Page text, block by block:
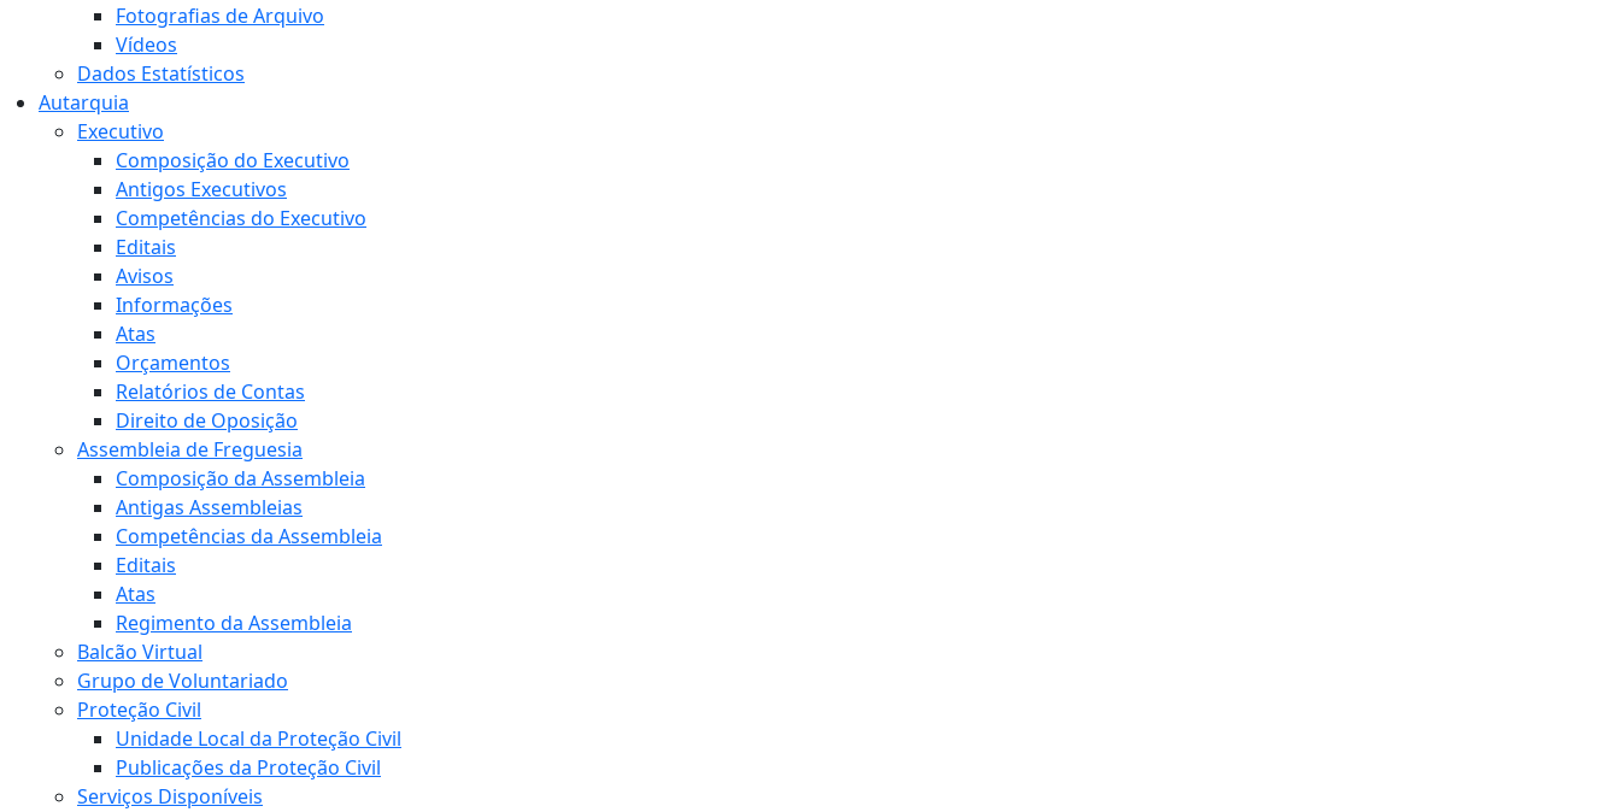
Fotografias de Arquivo
Vídeos
Dados Estatísticos
Autarquia
Executivo
Composição do Executivo
Antigos Executivos
Competências do Executivo
Editais
Avisos
Informações
Atas
Orçamentos
Relatórios de Contas
Direito de Oposição
Assembleia de Freguesia
Composição da Assembleia
Antigas Assembleias
Competências da Assembleia
Editais
Atas
Regimento da Assembleia
Balcão Virtual
Grupo de Voluntariado
Proteção Civil
Unidade Local da Proteção Civil
Publicações da Proteção Civil
Serviços Disponíveis